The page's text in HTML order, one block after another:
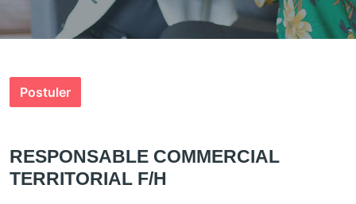
RESPONSABLE COMMERCIAL
TERRITORIAL F/H
Postuler